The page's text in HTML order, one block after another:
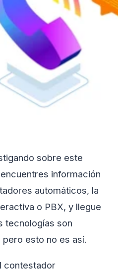
sobre este
información
automáticos, la
o PBX, y llegue
tecnologías son
esto no es así.
contestador